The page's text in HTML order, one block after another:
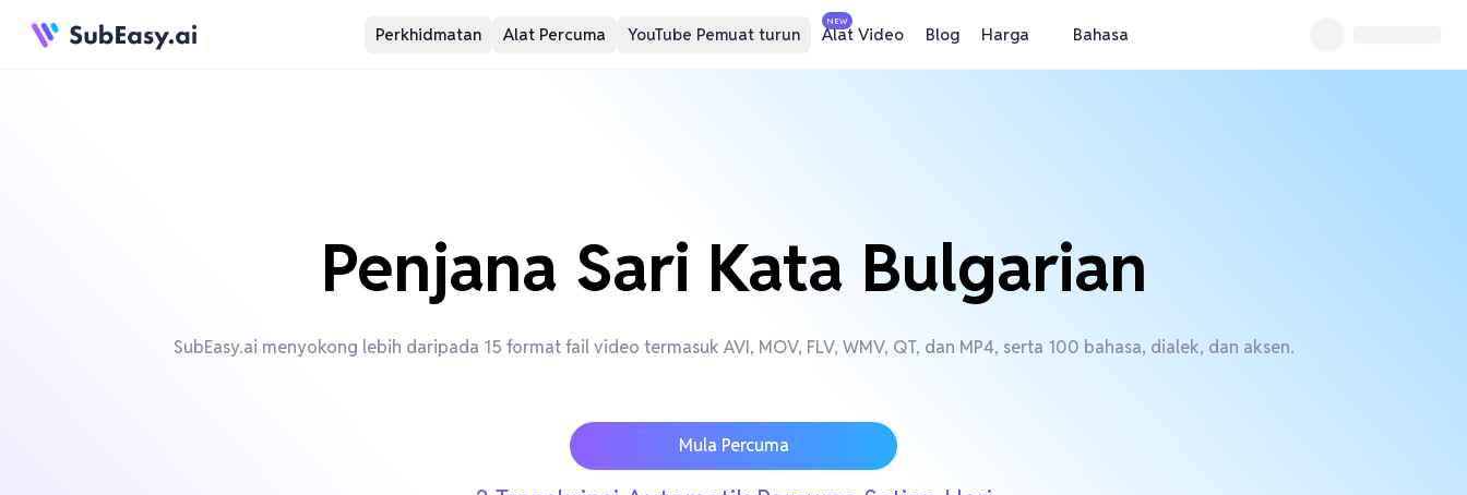
Perkhidmatan Alat Percuma YouTube Pemuat turun
NEW
Alat Video Blog Harga Bahasa
Penjana Sari Kata Bulgarian
SubEasy.ai menyokong lebih daripada 15 format fail video termasuk AVI, MOV, FLV, WMV, QT, dan MP4, serta 100 bahasa, dialek, dan aksen.
Mula Percuma